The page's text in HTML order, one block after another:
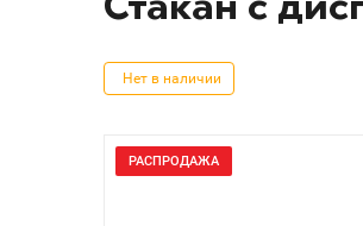
Стакан с
Нет в наличии
РАСПРОДАЖА